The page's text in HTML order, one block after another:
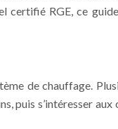
certifié RGE, ce
de chauffage.
puis s’intéresser